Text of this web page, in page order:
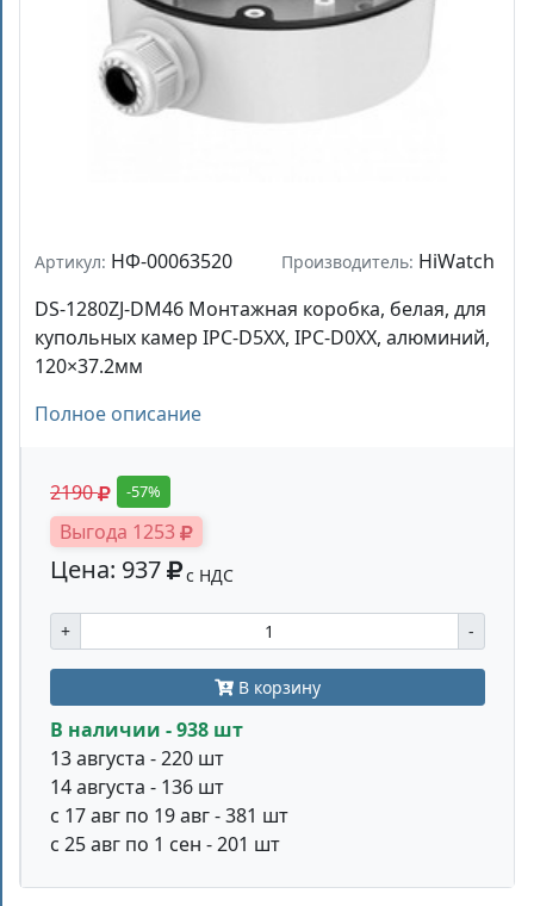
Артикул: НФ-00063520 Производитель: HiWatch
DS-1280ZJ-DM46 Монтажная коробка, белая, для
купольных камер IPC-D5XX, IPC-D0XX, алюминий,
120×37.2мм
Полное описание
2190 -57%
Выгода 1253
Цена: 937 с НДС
+ -
В корзину
В наличии - 938 шт
13 августа - 220 шт
14 августа - 136 шт
с 17 авг по 19 авг - 381 шт
с 25 авг по 1 сен - 201 шт